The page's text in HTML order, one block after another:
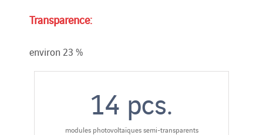
Transparence:
environ 23 %
14 pcs.
modules photovoltaïques semi-transparents